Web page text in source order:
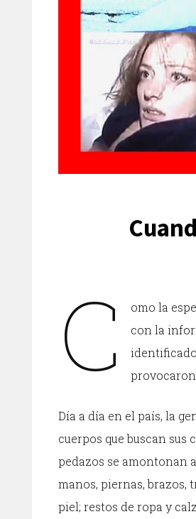
C
omo la
con la
Día a día en el país, la
cuerpos que buscan sus
pedazos se amontonan
manos, piernas, brazos,
piel; restos de ropa y